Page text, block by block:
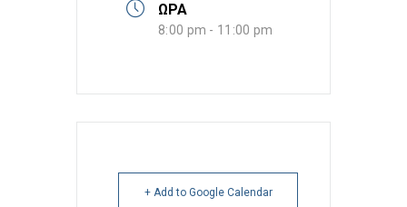
ΩΡΑ
8:00 pm - 11:00 pm
+ Add to Google Calendar